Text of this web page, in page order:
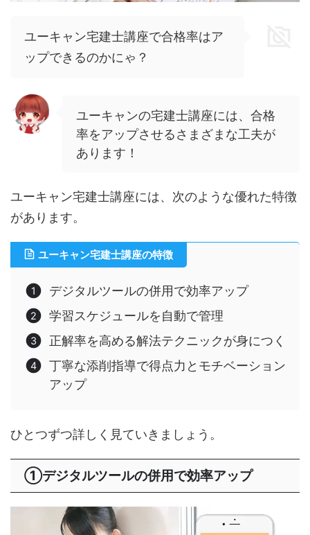
ユーキャン宅建士講座で合格率はア
ップできるのかにゃ？
ユーキャンの宅建士講座には、合格
率をアップさせるさまざまな工夫が
あります！
ユーキャン宅建士講座には、次のような優れた特徴
があります。
ユーキャン宅建士講座の特徴
デジタルツールの併用で効率アップ
学習スケジュールを自動で管理
正解率を高める解法テクニックが身につく
丁寧な添削指導で得点力とモチベーション
アップ
ひとつずつ詳しく見ていきましょう。
①デジタルツールの併用で効率アップ